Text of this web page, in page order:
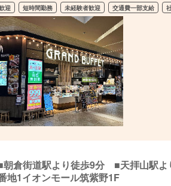
迎 短時間勤務 未経験者歓迎 交通費一部支給
朝倉街道駅より徒歩9分 ■天拝山駅
地1イオンモール筑紫野1F